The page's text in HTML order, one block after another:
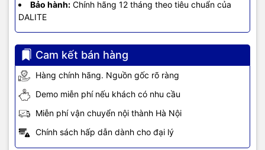
Bảo hành: Chính hãng 12 tháng theo tiêu chuẩn của
DALITE
Cam kết bán hàng
Hàng chính hãng. Nguồn gốc rõ ràng
Demo miễn phí nếu khách có nhu cầu
Miễn phí vận chuyển nội thành Hà Nội
Chính sách hấp dẫn dành cho đại lý